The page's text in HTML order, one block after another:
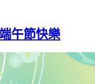
午節快樂